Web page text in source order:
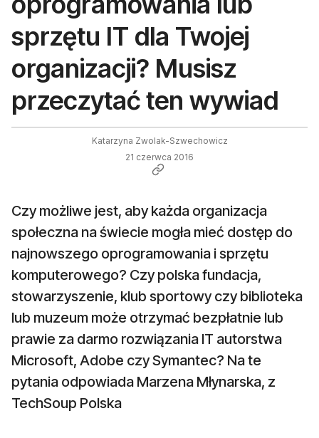
sprzętu IT dla Twojej
organizacji? Musisz
przeczytać ten wywiad
Katarzyna Zwolak-Szwechowicz
21 czerwca 2016
Czy możliwe jest, aby każda organizacja
społeczna na świecie mogła mieć dostęp do
najnowszego oprogramowania i sprzętu
komputerowego? Czy polska fundacja,
stowarzyszenie, klub sportowy czy biblioteka
lub muzeum może otrzymać bezpłatnie lub
prawie za darmo rozwiązania IT autorstwa
Microsoft, Adobe czy Symantec? Na te
pytania odpowiada Marzena Młynarska, z
TechSoup Polska